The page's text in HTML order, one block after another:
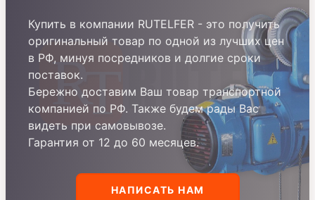
Купить в компании RUTELFER - это получить
оригинальный товар по одной из лучших цен
в РФ, минуя посредников и долгие сроки
поставок.
Бережно доставим Ваш товар транспортной
компанией по РФ. Также будем рады Вас
видеть при самовывозе.
Гарантия от 12 до 60 месяцев.
НАПИСАТЬ НАМ